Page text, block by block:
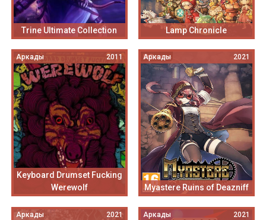
Trine Ultimate Collection Lamp Chronicle
Аркады 2011
Keyboard Drumset Fucking
Werewolf
Аркады 2021
Myastere Ruins of Deazniff
Аркады 2021 Аркады 2021